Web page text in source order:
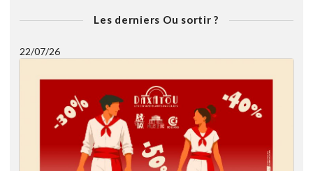
Les derniers Ou sortir ?
22/07/26